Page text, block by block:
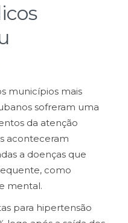
municípios mais
sofreram uma
da atenção
aconteceram
a doenças que
como
mental.
para hipertensão